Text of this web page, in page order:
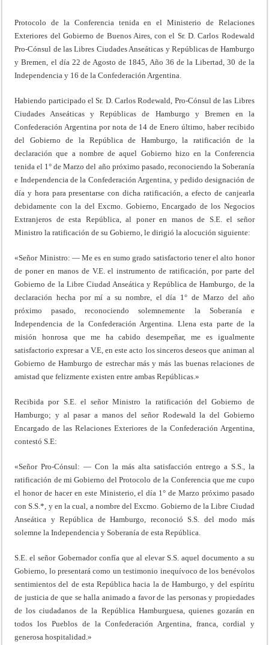
Protocolo de la Conferencia tenida en el Ministerio de Relaciones
Exteriores del Gobierno de Buenos Aires, con el Sr. D. Carlos Rodewald
Pro-Cónsul de las Libres Ciudades Anseáticas y Repúblicas de Hamburgo
y Bremen, el día 22 de Agosto de 1845, Año 36 de la Libertad, 30 de la
Independencia y 16 de la Confederación Argentina.
Habiendo participado el Sr. D. Carlos Rodewald, Pro-Cónsul de las Libres
Ciudades Anseáticas y Repúblicas de Hamburgo y Bremen en la
Confederación Argentina por nota de 14 de Enero último, haber recibido
del Gobierno de la República de Hamburgo, la ratificación de la
declaración que a nombre de aquel Gobierno hizo en la Conferencia
tenida el 1° de Marzo del año próximo pasado, reconociendo la Soberanía
e Independencia de la Confederación Argentina, y pedido designación de
día y hora para presentarse con dicha ratificación, a efecto de canjearla
debidamente con la del Excmo. Gobierno, Encargado de los Negocios
Extranjeros de esta República, al poner en manos de S.E. el señor
Ministro la ratificación de su Gobierno, le dirigió la alocución siguiente:
«Señor Ministro: — Me es en sumo grado satisfactorio tener el alto honor
de poner en manos de V.E. el instrumento de ratificación, por parte del
Gobierno de la Libre Ciudad Anseática y República de Hamburgo, de la
declaración hecha por mí a su nombre, el día 1° de Marzo del año
próximo pasado, reconociendo solemnemente la Soberanía e
Independencia de la Confederación Argentina. Llena esta parte de la
misión honrosa que me ha cabido desempeñar, me es igualmente
satisfactorio expresar a V.E, en este acto los sinceros deseos que animan al
Gobierno de Hamburgo de estrechar más y más las buenas relaciones de
amistad que felizmente existen entre ambas Repúblicas.»
Recibida por S.E. el señor Ministro la ratificación del Gobierno de
Hamburgo; y al pasar a manos del señor Rodewald la del Gobierno
Encargado de las Relaciones Exteriores de la Confederación Argentina,
contestó S.E:
«Señor Pro-Cónsul: — Con la más alta satisfacción entrego a S.S., la
ratificación de mi Gobierno del Protocolo de la Conferencia que me cupo
el honor de hacer en este Ministerio, el día 1° de Marzo próximo pasado
con S.S.*, y en la cual, a nombre del Excmo. Gobierno de la Libre Ciudad
Anseática y República de Hamburgo, reconoció S.S. del modo más
solemne la Independencia y Soberanía de esta República.
S.E. el señor Gobernador confía que al elevar S.S. aquel documento a su
Gobierno, lo presentará como un testimonio inequívoco de los benévolos
sentimientos del de esta República hacia la de Hamburgo, y del espíritu
de justicia de que se halla animado a favor de las personas y propiedades
de los ciudadanos de la República Hamburguesa, quienes gozarán en
todos los Pueblos de la Confederación Argentina, franca, cordial y
generosa hospitalidad.»